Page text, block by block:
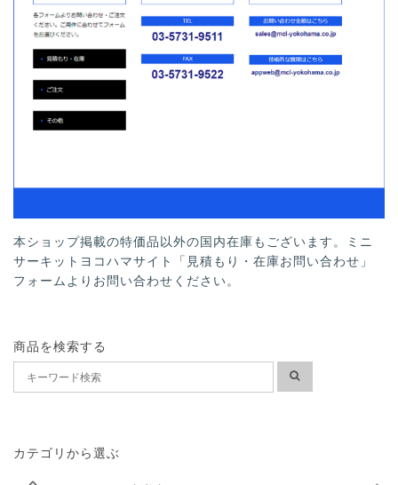
本ショップ掲載の特価品以外の国内在庫もございます。ミニ
サーキットヨコハマサイト「見積もり・在庫お問い合わせ」
フォームよりお問い合わせください。
商品を検索する
カテゴリから選ぶ